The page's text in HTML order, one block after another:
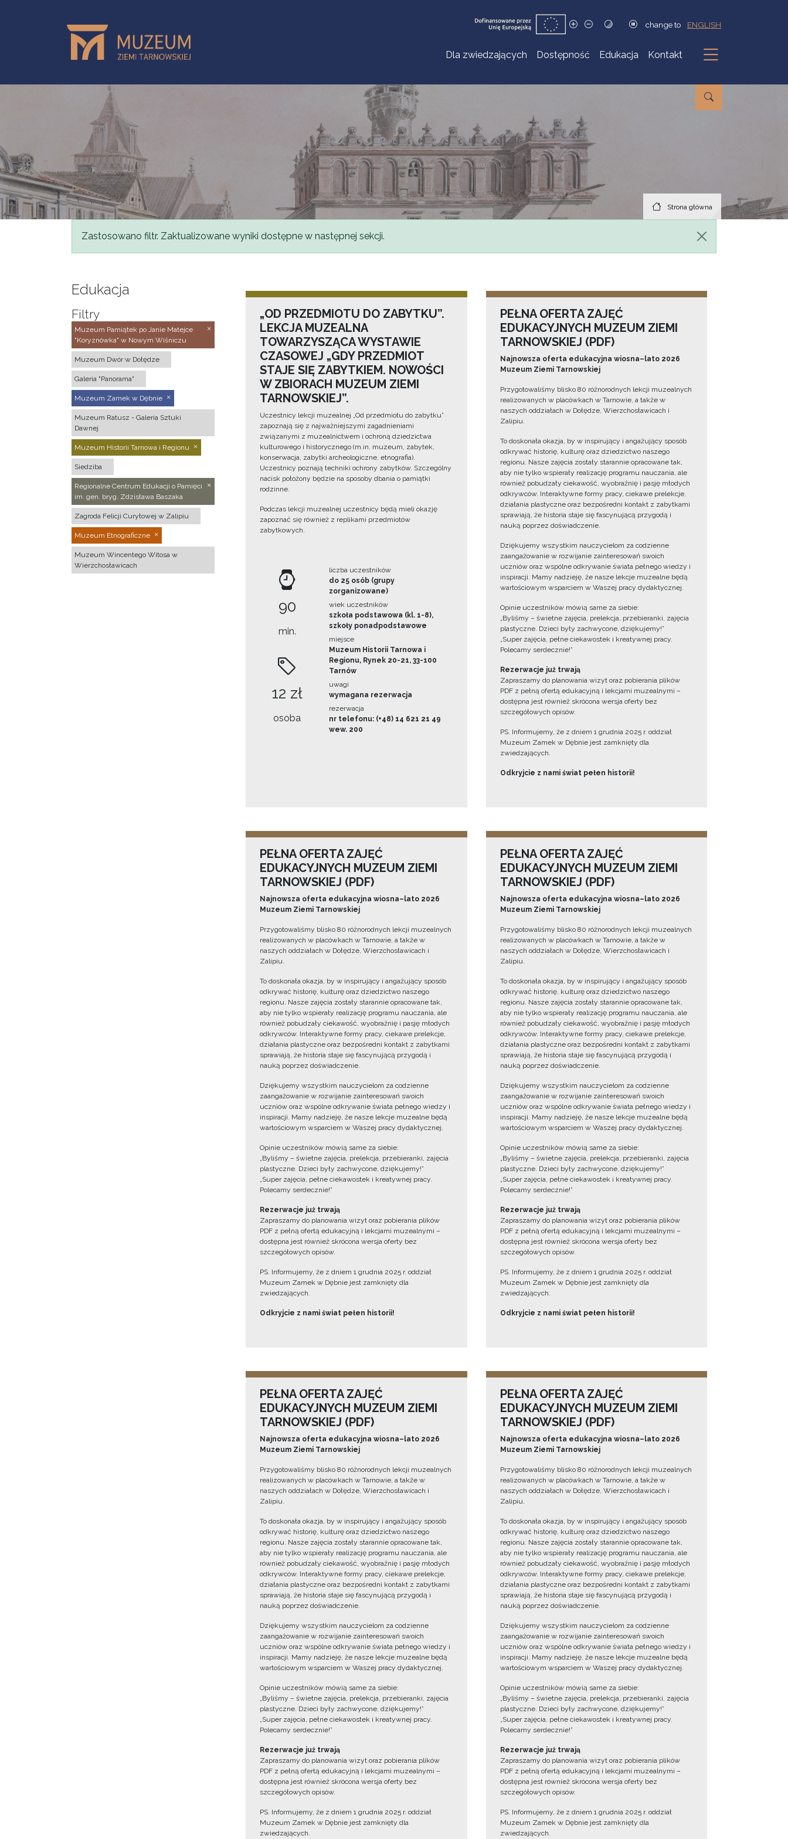
change to ENGLISH
Dla zwiedzających Dostępność Edukacja Kontakt
Podmenu
Strona główna
Komunikat
Zastosowano filtr. Zaktualizowane wyniki dostępne w następnej sekcji.
Edukacja
Filtry
Muzeum Pamiątek po Janie Matejce
"Koryznówka" w Nowym Wiśniczu
Muzeum Dwór w Dołędze
Galeria "Panorama"
Muzeum Zamek w Dębnie
Muzeum Ratusz - Galeria Sztuki
Dawnej
Muzeum Historii Tarnowa i Regionu
Siedziba
Regionalne Centrum Edukacji o Pamięci
im. gen. bryg. Zdzisława Baszaka
Zagroda Felicji Curyłowej w Zalipiu
Muzeum Etnograficzne
Muzeum Wincentego Witosa w
Wierzchosławicach
„OD PRZEDMIOTU DO ZABYTKU”.
LEKCJA MUZEALNA
TOWARZYSZĄCA WYSTAWIE
CZASOWEJ „GDY PRZEDMIOT
STAJE SIĘ ZABYTKIEM. NOWOŚCI
W ZBIORACH MUZEUM ZIEMI
TARNOWSKIEJ”.
Uczestnicy lekcji muzealnej „Od przedmiotu do zabytku”
zapoznają się z najważniejszymi zagadnieniami
związanymi z muzealnictwem i ochroną dziedzictwa
kulturowego i historycznego (m.in. muzeum, zabytek,
konserwacja, zabytki archeologiczne, etnografia).
Uczestnicy poznają techniki ochrony zabytków. Szczególny
nacisk położony będzie na sposoby dbania o pamiątki
rodzinne.
Podczas lekcji muzealnej uczestnicy będą mieli okazję
zapoznać się również z replikami przedmiotów
zabytkowych.
90
min.
12 zł
osoba
liczba uczestników
do 25 osób (grupy
zorganizowane)
wiek uczestników
szkoła podstawowa (kl. 1-8),
szkoły ponadpodstawowe
miejsce
Muzeum Historii Tarnowa i
Regionu, Rynek 20-21, 33-100
Tarnów
uwagi
wymagana rezerwacja
rezerwacja
nr telefonu: (+48) 14 621 21 49
wew. 200
PEŁNA OFERTA ZAJĘĆ
EDUKACYJNYCH MUZEUM ZIEMI
TARNOWSKIEJ (PDF)
Najnowsza oferta edukacyjna wiosna–lato 2026
Muzeum Ziemi Tarnowskiej
Przygotowaliśmy blisko 80 różnorodnych lekcji muzealnych
realizowanych w placówkach w Tarnowie, a także w
naszych oddziałach w Dołędze, Wierzchosławicach i
Zalipiu.
To doskonała okazja, by w inspirujący i angażujący sposób
odkrywać historię, kulturę oraz dziedzictwo naszego
regionu. Nasze zajęcia zostały starannie opracowane tak,
aby nie tylko wspierały realizację programu nauczania, ale
również pobudzały ciekawość, wyobraźnię i pasję młodych
odkrywców. Interaktywne formy pracy, ciekawe prelekcje,
działania plastyczne oraz bezpośredni kontakt z zabytkami
sprawiają, że historia staje się fascynującą przygodą i
nauką poprzez doświadczenie.
Dziękujemy wszystkim nauczycielom za codzienne
zaangażowanie w rozwijanie zainteresowań swoich
uczniów oraz wspólne odkrywanie świata pełnego wiedzy i
inspiracji. Mamy nadzieję, że nasze lekcje muzealne będą
wartościowym wsparciem w Waszej pracy dydaktycznej.
Opinie uczestników mówią same za siebie:
„Byliśmy – świetne zajęcia, prelekcja, przebieranki, zajęcia
plastyczne. Dzieci były zachwycone, dziękujemy!”
„Super zajęcia, pełne ciekawostek i kreatywnej pracy.
Polecamy serdecznie!”
Rezerwacje już trwają
Zapraszamy do planowania wizyt oraz pobierania plików
PDF z pełną ofertą edukacyjną i lekcjami muzealnymi –
dostępna jest również skrócona wersja oferty bez
szczegółowych opisów.
PS. Informujemy, że z dniem 1 grudnia 2025 r. oddział
Muzeum Zamek w Dębnie jest zamknięty dla
zwiedzających.
Odkryjcie z nami świat pełen historii!
PEŁNA OFERTA ZAJĘĆ
EDUKACYJNYCH MUZEUM ZIEMI
TARNOWSKIEJ (PDF)
Najnowsza oferta edukacyjna wiosna–lato 2026
Muzeum Ziemi Tarnowskiej
Przygotowaliśmy blisko 80 różnorodnych lekcji muzealnych
realizowanych w placówkach w Tarnowie, a także w
naszych oddziałach w Dołędze, Wierzchosławicach i
Zalipiu.
To doskonała okazja, by w inspirujący i angażujący sposób
odkrywać historię, kulturę oraz dziedzictwo naszego
regionu. Nasze zajęcia zostały starannie opracowane tak,
aby nie tylko wspierały realizację programu nauczania, ale
również pobudzały ciekawość, wyobraźnię i pasję młodych
odkrywców. Interaktywne formy pracy, ciekawe prelekcje,
działania plastyczne oraz bezpośredni kontakt z zabytkami
sprawiają, że historia staje się fascynującą przygodą i
nauką poprzez doświadczenie.
Dziękujemy wszystkim nauczycielom za codzienne
zaangażowanie w rozwijanie zainteresowań swoich
uczniów oraz wspólne odkrywanie świata pełnego wiedzy i
inspiracji. Mamy nadzieję, że nasze lekcje muzealne będą
wartościowym wsparciem w Waszej pracy dydaktycznej.
Opinie uczestników mówią same za siebie:
„Byliśmy – świetne zajęcia, prelekcja, przebieranki, zajęcia
plastyczne. Dzieci były zachwycone, dziękujemy!”
„Super zajęcia, pełne ciekawostek i kreatywnej pracy.
Polecamy serdecznie!”
Rezerwacje już trwają
Zapraszamy do planowania wizyt oraz pobierania plików
PDF z pełną ofertą edukacyjną i lekcjami muzealnymi –
dostępna jest również skrócona wersja oferty bez
szczegółowych opisów.
PS. Informujemy, że z dniem 1 grudnia 2025 r. oddział
Muzeum Zamek w Dębnie jest zamknięty dla
zwiedzających.
Odkryjcie z nami świat pełen historii!
PEŁNA OFERTA ZAJĘĆ
EDUKACYJNYCH MUZEUM ZIEMI
TARNOWSKIEJ (PDF)
Najnowsza oferta edukacyjna wiosna–lato 2026
Muzeum Ziemi Tarnowskiej
Przygotowaliśmy blisko 80 różnorodnych lekcji muzealnych
realizowanych w placówkach w Tarnowie, a także w
naszych oddziałach w Dołędze, Wierzchosławicach i
Zalipiu.
To doskonała okazja, by w inspirujący i angażujący sposób
odkrywać historię, kulturę oraz dziedzictwo naszego
regionu. Nasze zajęcia zostały starannie opracowane tak,
aby nie tylko wspierały realizację programu nauczania, ale
również pobudzały ciekawość, wyobraźnię i pasję młodych
odkrywców. Interaktywne formy pracy, ciekawe prelekcje,
działania plastyczne oraz bezpośredni kontakt z zabytkami
sprawiają, że historia staje się fascynującą przygodą i
nauką poprzez doświadczenie.
Dziękujemy wszystkim nauczycielom za codzienne
zaangażowanie w rozwijanie zainteresowań swoich
uczniów oraz wspólne odkrywanie świata pełnego wiedzy i
inspiracji. Mamy nadzieję, że nasze lekcje muzealne będą
wartościowym wsparciem w Waszej pracy dydaktycznej.
Opinie uczestników mówią same za siebie:
„Byliśmy – świetne zajęcia, prelekcja, przebieranki, zajęcia
plastyczne. Dzieci były zachwycone, dziękujemy!”
„Super zajęcia, pełne ciekawostek i kreatywnej pracy.
Polecamy serdecznie!”
Rezerwacje już trwają
Zapraszamy do planowania wizyt oraz pobierania plików
PDF z pełną ofertą edukacyjną i lekcjami muzealnymi –
dostępna jest również skrócona wersja oferty bez
szczegółowych opisów.
PS. Informujemy, że z dniem 1 grudnia 2025 r. oddział
Muzeum Zamek w Dębnie jest zamknięty dla
zwiedzających.
Odkryjcie z nami świat pełen historii!
PEŁNA OFERTA ZAJĘĆ
EDUKACYJNYCH MUZEUM ZIEMI
TARNOWSKIEJ (PDF)
Najnowsza oferta edukacyjna wiosna–lato 2026
Muzeum Ziemi Tarnowskiej
Przygotowaliśmy blisko 80 różnorodnych lekcji muzealnych
realizowanych w placówkach w Tarnowie, a także w
naszych oddziałach w Dołędze, Wierzchosławicach i
Zalipiu.
To doskonała okazja, by w inspirujący i angażujący sposób
odkrywać historię, kulturę oraz dziedzictwo naszego
regionu. Nasze zajęcia zostały starannie opracowane tak,
aby nie tylko wspierały realizację programu nauczania, ale
również pobudzały ciekawość, wyobraźnię i pasję młodych
odkrywców. Interaktywne formy pracy, ciekawe prelekcje,
działania plastyczne oraz bezpośredni kontakt z zabytkami
sprawiają, że historia staje się fascynującą przygodą i
nauką poprzez doświadczenie.
Dziękujemy wszystkim nauczycielom za codzienne
zaangażowanie w rozwijanie zainteresowań swoich
uczniów oraz wspólne odkrywanie świata pełnego wiedzy i
inspiracji. Mamy nadzieję, że nasze lekcje muzealne będą
wartościowym wsparciem w Waszej pracy dydaktycznej.
Opinie uczestników mówią same za siebie:
„Byliśmy – świetne zajęcia, prelekcja, przebieranki, zajęcia
plastyczne. Dzieci były zachwycone, dziękujemy!”
„Super zajęcia, pełne ciekawostek i kreatywnej pracy.
Polecamy serdecznie!”
Rezerwacje już trwają
Zapraszamy do planowania wizyt oraz pobierania plików
PDF z pełną ofertą edukacyjną i lekcjami muzealnymi –
dostępna jest również skrócona wersja oferty bez
szczegółowych opisów.
PS. Informujemy, że z dniem 1 grudnia 2025 r. oddział
Muzeum Zamek w Dębnie jest zamknięty dla
zwiedzających.
PEŁNA OFERTA ZAJĘĆ
EDUKACYJNYCH MUZEUM ZIEMI
TARNOWSKIEJ (PDF)
Najnowsza oferta edukacyjna wiosna–lato 2026
Muzeum Ziemi Tarnowskiej
Przygotowaliśmy blisko 80 różnorodnych lekcji muzealnych
realizowanych w placówkach w Tarnowie, a także w
naszych oddziałach w Dołędze, Wierzchosławicach i
Zalipiu.
To doskonała okazja, by w inspirujący i angażujący sposób
odkrywać historię, kulturę oraz dziedzictwo naszego
regionu. Nasze zajęcia zostały starannie opracowane tak,
aby nie tylko wspierały realizację programu nauczania, ale
również pobudzały ciekawość, wyobraźnię i pasję młodych
odkrywców. Interaktywne formy pracy, ciekawe prelekcje,
działania plastyczne oraz bezpośredni kontakt z zabytkami
sprawiają, że historia staje się fascynującą przygodą i
nauką poprzez doświadczenie.
Dziękujemy wszystkim nauczycielom za codzienne
zaangażowanie w rozwijanie zainteresowań swoich
uczniów oraz wspólne odkrywanie świata pełnego wiedzy i
inspiracji. Mamy nadzieję, że nasze lekcje muzealne będą
wartościowym wsparciem w Waszej pracy dydaktycznej.
Opinie uczestników mówią same za siebie:
„Byliśmy – świetne zajęcia, prelekcja, przebieranki, zajęcia
plastyczne. Dzieci były zachwycone, dziękujemy!”
„Super zajęcia, pełne ciekawostek i kreatywnej pracy.
Polecamy serdecznie!”
Rezerwacje już trwają
Zapraszamy do planowania wizyt oraz pobierania plików
PDF z pełną ofertą edukacyjną i lekcjami muzealnymi –
dostępna jest również skrócona wersja oferty bez
szczegółowych opisów.
PS. Informujemy, że z dniem 1 grudnia 2025 r. oddział
Muzeum Zamek w Dębnie jest zamknięty dla
zwiedzających.